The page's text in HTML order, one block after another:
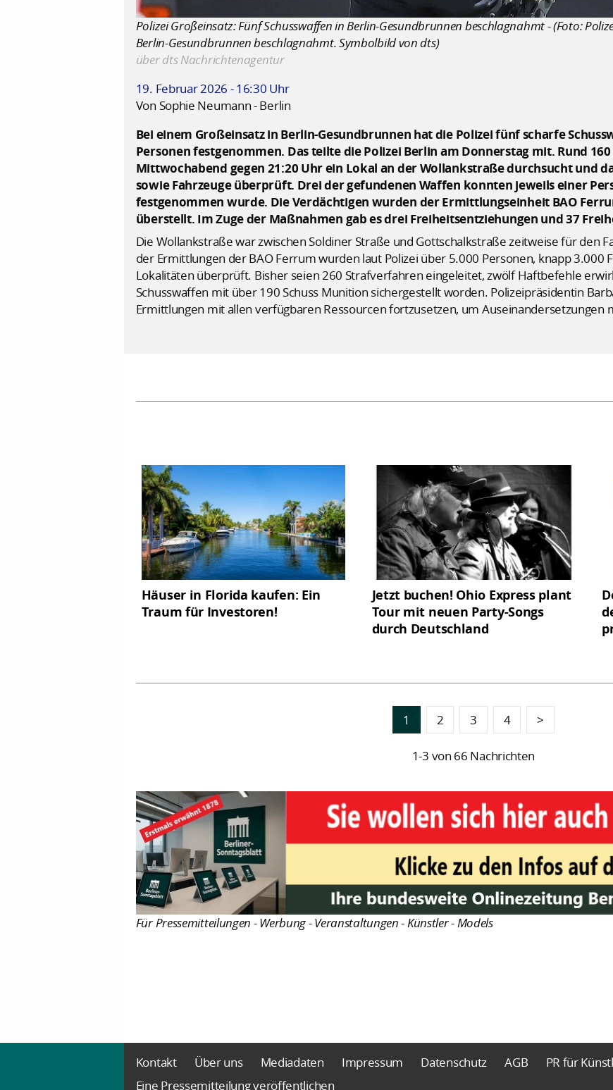
Polizei Großeinsatz: Fünf Schusswaffen in Berlin-Gesundbrunnen beschlagnahmt - (Foto:
Berlin-Gesundbrunnen beschlagnahmt. Symbolbild von dts)
über dts Nachrichtenagentur
19. Februar 2026 - 16:30 Uhr
Von Sophie Neumann - Berlin
Bei einem Großeinsatz in Berlin-Gesundbrunnen hat die Polizei fünf scharfe
Personen festgenommen. Das teilte die Polizei Berlin am Donnerstag mit. Rund
Mittwochabend gegen 21:20 Uhr ein Lokal an der Wollankstraße durchsucht und
sowie Fahrzeuge überprüft. Drei der gefundenen Waffen konnten jeweils einer
festgenommen wurde. Die Verdächtigen wurden der Ermittlungseinheit BAO
überstellt. Im Zuge der Maßnahmen gab es drei Freiheitsentziehungen und 37
Die Wollankstraße war zwischen Soldiner Straße und Gottschalkstraße zeitweise für den
der Ermittlungen der BAO Ferrum wurden laut Polizei über 5.000 Personen, knapp 3.000
Lokalitäten überprüft. Bisher seien 260 Strafverfahren eingeleitet, zwölf Haftbefehle
Schusswaffen mit über 190 Schuss Munition sichergestellt worden. Polizeipräsidentin
Ermittlungen mit allen verfügbaren Ressourcen fortzusetzen, um Auseinandersetzungen
Häuser in Florida kaufen: Ein
Traum für Investoren!
Jetzt buchen! Ohio Express plant
Tour mit neuen Party-Songs
durch Deutschland
1 2 3 4 >
1-3 von 66 Nachrichten
Für Pressemitteilungen - Werbung - Veranstaltungen - Künstler - Models
Kontakt Über uns Mediadaten Impressum Datenschutz AGB PR für
Eine Pressemitteilung veröffentlichen